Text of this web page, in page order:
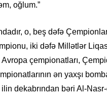
oğlum.”
o, beş dəfə
iki dəfə Millətlər
çempionatları,
ən yaxşı
dekabrından bəri Al-Nasr-